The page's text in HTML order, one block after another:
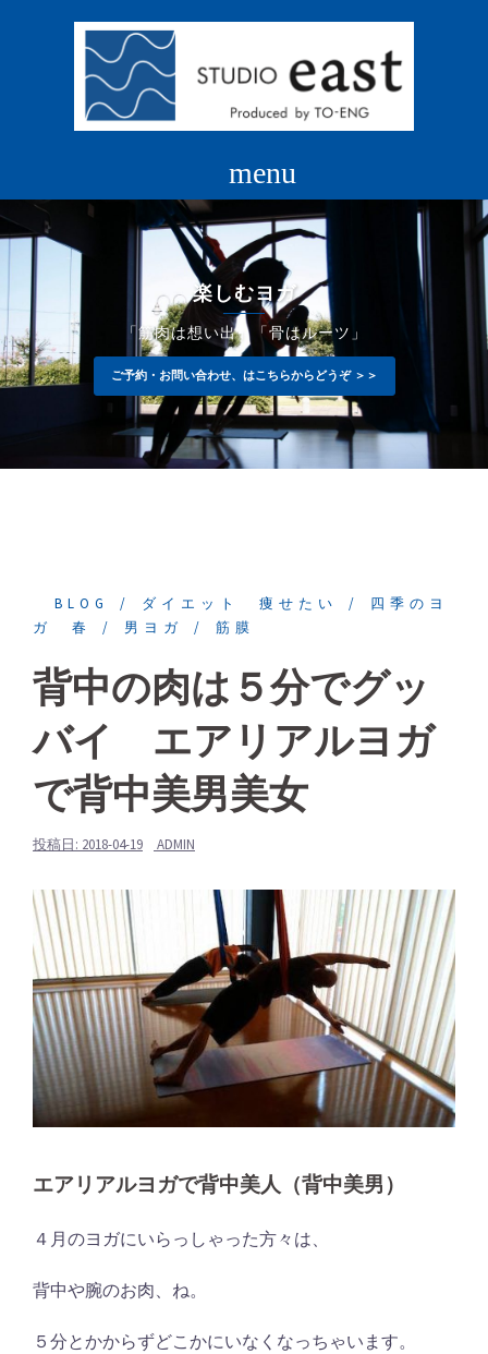
キ
楽しむヨガ
「筋肉は想い出」「骨はルーツ」
ご予約・お問い合わせ、はこちらからどうぞ ＞＞
BLOG ダイエット 痩せたい
四季のヨ
ガ 春
男ヨガ 筋膜
背中の肉は５分でグッ
バイ エアリアルヨガ
で背中美男美女
投稿日: 2018-04-19 ADMIN
エアリアルヨガで背中美人（背中美男）
４月のヨガにいらっしゃった方々は、
背中や腕のお肉、ね。
５分とかからずどこかにいなくなっちゃいます。